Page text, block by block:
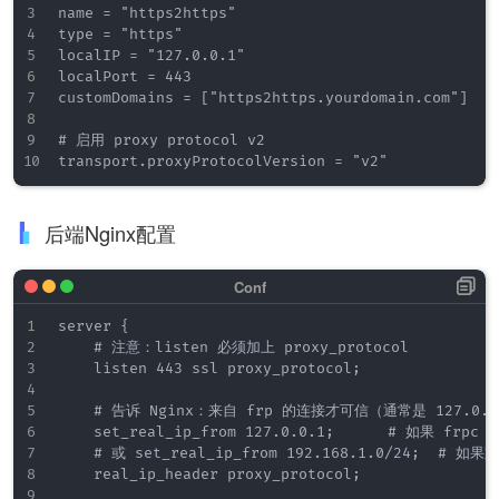
name = "https2https"
type = "https"
localIP = "127.0.0.1"
localPort = 443
customDomains = ["https2https.yourdomain.com"]
# 启用 proxy protocol v2
后端Nginx配置
server {
    # 注意：listen 必须加上 proxy_protocol
    listen 443 ssl proxy_protocol;
# 告诉 Nginx：来自 frp 的连接才可信（通常是
set_real_ip_from 127.0.0.1;      # 如果 frpc
# 或 set_real_ip_from 192.168.1.0/24;  # 如果跨
    real_ip_header proxy_protocol;